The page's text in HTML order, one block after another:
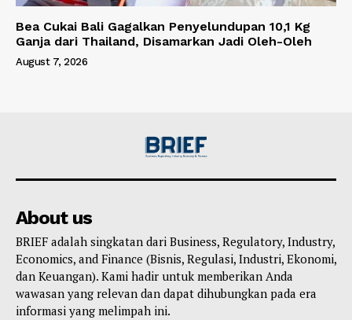
Bea Cukai Bali Gagalkan Penyelundupan 10,1 Kg
Ganja dari Thailand, Disamarkan Jadi Oleh-Oleh
August 7, 2026
About us
BRIEF adalah singkatan dari Business, Regulatory, Industry,
Economics, and Finance (Bisnis, Regulasi, Industri, Ekonomi,
dan Keuangan). Kami hadir untuk memberikan Anda
wawasan yang relevan dan dapat dihubungkan pada era
informasi yang melimpah ini.